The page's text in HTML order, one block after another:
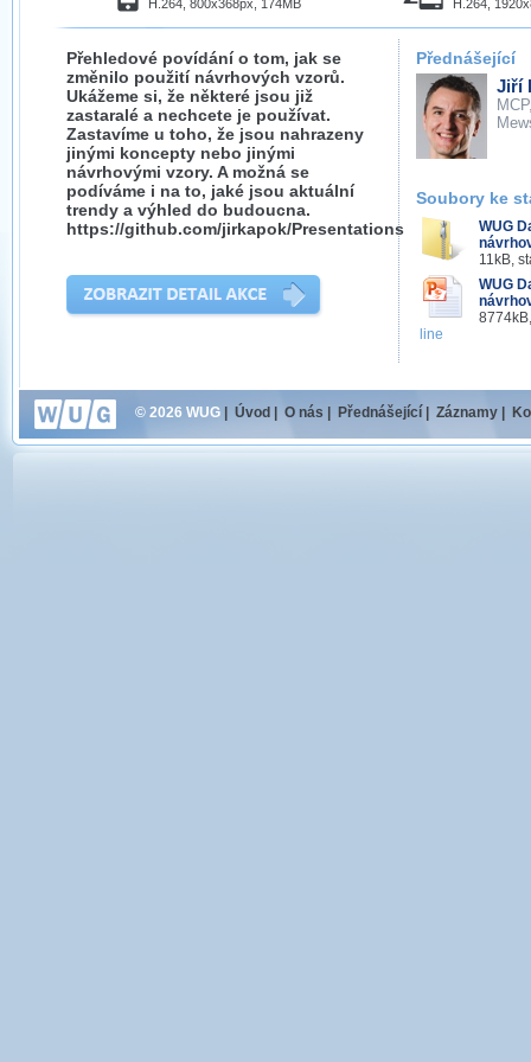
H.264, 800x368px, 174MB H.264,
Přehledové povídání o tom, jak se
změnilo použití návrhových vzorů.
Ukážeme si, že některé jsou již
zastaralé a nechcete je používat.
Zastavíme u toho, že jsou nahrazeny
jinými koncepty nebo jinými
návrhovými vzory. A možná se
podíváme i na to, jaké jsou aktuální
trendy a výhled do budoucna.
https://github.com/jirkapok/Presentations
Přednášející
Jiří
Soubory ke
WUG
11kB,
WUG
line
© 2026 WUG Úvod O nás Přednášející Záznamy